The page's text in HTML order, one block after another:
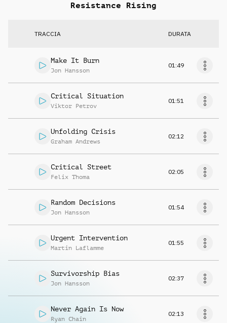
Resistance Rising
TRACCIA DURATA
Make It Burn
Jon Hansson
01:49
Critical Situation
Viktor Petrov
01:51
Unfolding Crisis
Graham Andrews
02:12
Critical Street
Felix Thoma
02:05
Random Decisions
Jon Hansson
01:54
Urgent Intervention
Martin Laflamme
01:55
Survivorship Bias
Jon Hansson
02:37
Never Again Is Now
Ryan Chain
02:13